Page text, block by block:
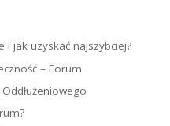
i jak uzyskać najszybciej?
– Forum